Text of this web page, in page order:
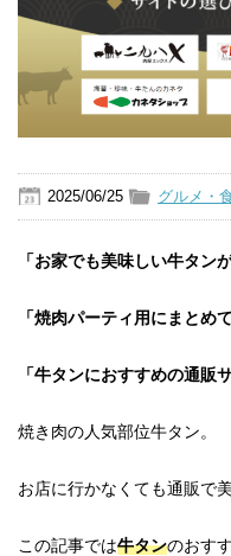
2025/06/25 グルメ・
「お家でも美味しい牛タン
「焼肉パーティ用にまとめ
「牛タンにおすすめの通販
焼き肉の人気部位牛タン。
お店に行かなくても通販で
この記事では牛タンのおす